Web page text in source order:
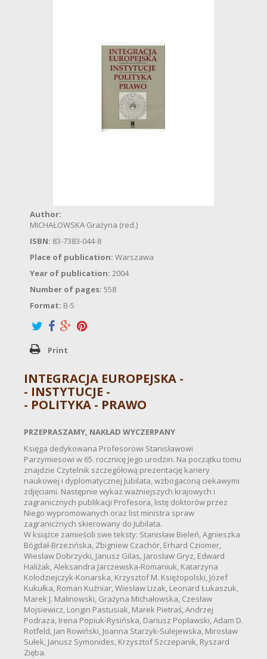
Author:
MICHAŁOWSKA Grażyna (red.)
ISBN: 83-7383-044-8
Place of publication: Warszawa
Year of publication: 2004
Number of pages: 558
Format: B-5
Print
INTEGRACJA EUROPEJSKA -
- INSTYTUCJE -
- POLITYKA - PRAWO
PRZEPRASZAMY, NAKŁAD WYCZERPANY
Księga dedykowana Profesorowi Stanisławowi
Parzymiesowi w 65. rocznicę Jego urodzin. Na początku tomu
znajdzie Czytelnik szczegółową prezentację kariery
naukowej i dyplomatycznej Jubilata, wzbogaconą ciekawymi
zdjęciami. Następnie wykaz ważniejszych krajowych i
zagranicznych publikacji Profesora, listę doktorów przez
Niego wypromowanych oraz list ministra spraw
zagranicznych skierowany do Jubilata.
W książce zamieścili swe teksty: Stanisław Bieleń, Agnieszka
Bógdał-Brzezińska, Zbigniew Czachór, Erhard Cziomer,
Wiesław Dobrzycki, Janusz Gilas, Jarosław Gryz, Edward
Haliżak, Aleksandra Jarczewska-Romaniuk, Katarzyna
Kołodziejczyk-Konarska, Krzysztof M. Księżopolski, Józef
Kukułka, Roman Kuźniar, Wiesław Lizak, Leonard Łukaszuk,
Marek J. Malinowski, Grażyna Michałowska, Czesław
Mojsiewicz, Longin Pastusiak, Marek Pietraś, Andrzej
Podraza, Irena Popiuk-Rysińska, Dariusz Popławski, Adam D.
Rotfeld, Jan Rowiński, Joanna Starzyk-Sulejewska, Mirosław
Sułek, Janusz Symonides, Krzysztof Szczepanik, Ryszard
Zięba.